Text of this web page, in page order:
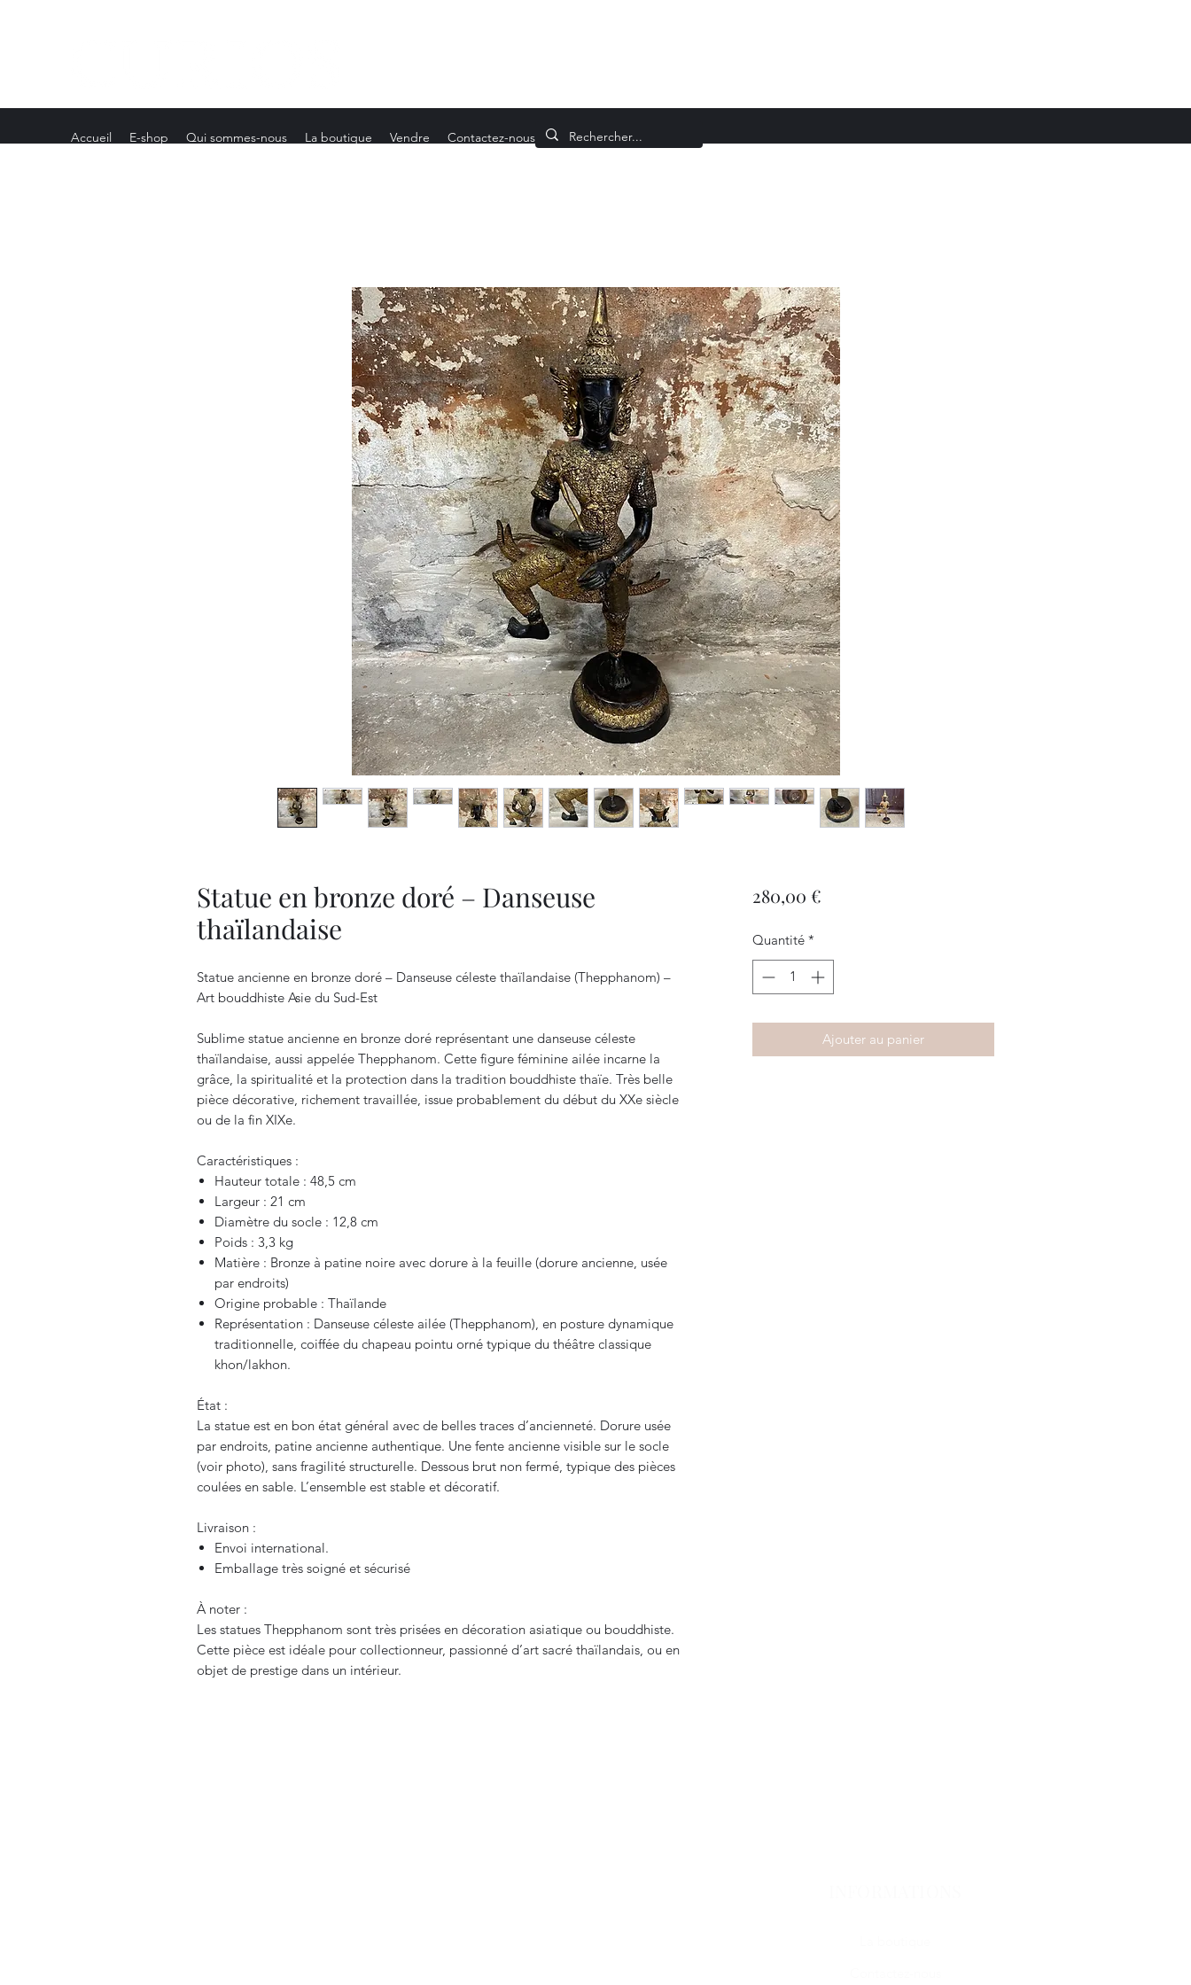
Accueil E-shop Qui sommes-nous La boutique Vendre Contactez-nous
Statue en bronze doré – Danseuse
thaïlandaise
Statue ancienne en bronze doré – Danseuse céleste thaïlandaise (Thepphanom) –
Art bouddhiste Asie du Sud-Est
Sublime statue ancienne en bronze doré représentant une danseuse céleste
thaïlandaise, aussi appelée Thepphanom. Cette figure féminine ailée incarne la
grâce, la spiritualité et la protection dans la tradition bouddhiste thaïe. Très belle
pièce décorative, richement travaillée, issue probablement du début du XXe siècle
ou de la fin XIXe.
Caractéristiques :
Hauteur totale : 48,5 cm
Largeur : 21 cm
Diamètre du socle : 12,8 cm
Poids : 3,3 kg
Matière : Bronze à patine noire avec dorure à la feuille (dorure ancienne, usée
par endroits)
Origine probable : Thaïlande
Représentation : Danseuse céleste ailée (Thepphanom), en posture dynamique
traditionnelle, coiffée du chapeau pointu orné typique du théâtre classique
khon/lakhon.
État :
La statue est en bon état général avec de belles traces d’ancienneté. Dorure usée
par endroits, patine ancienne authentique. Une fente ancienne visible sur le socle
(voir photo), sans fragilité structurelle. Dessous brut non fermé, typique des pièces
coulées en sable. L’ensemble est stable et décoratif.
Livraison :
Envoi international.
Emballage très soigné et sécurisé
À noter :
Les statues Thepphanom sont très prisées en décoration asiatique ou bouddhiste.
Cette pièce est idéale pour collectionneur, passionné d’art sacré thaïlandais, ou en
objet de prestige dans un intérieur.
280,00 €Prix
Quantité *
Ajouter au panier